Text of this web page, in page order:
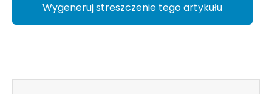
Wygeneruj streszczenie tego artykułu